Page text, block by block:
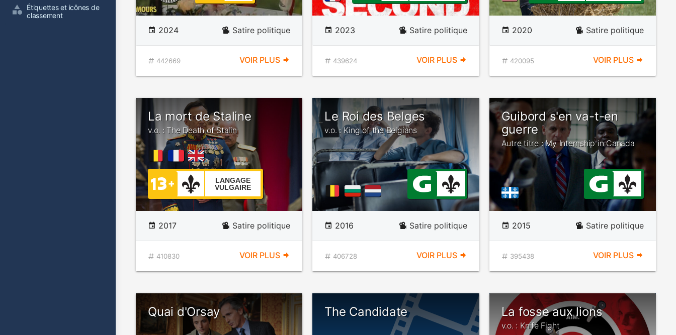
Étiquettes et icônes de
classement
2024 Satire politique
442669 VOIR PLUS
2023 Satire politique
439624 VOIR PLUS
2020 Satire politique
420095 VOIR PLUS
La mort de Staline
v.o. : The Death of Stalin
LANGAGE
VULGAIRE
2017 Satire politique
410830 VOIR PLUS
Le Roi des Belges
v.o. : King of the Belgians
2016 Satire politique
406728 VOIR PLUS
Guibord s'en va-t-en
guerre
Autre titre : My Internship in Canada
2015 Satire politique
395438 VOIR PLUS
Quai d'Orsay The Candidate La fosse aux lions
v.o. : Knife Fight